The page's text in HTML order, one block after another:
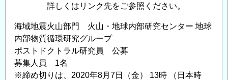
詳しくはリンク先をご参照ください。
海域地震火山部門 火山・地球内部研究センター 地球
内部物質循環研究グループ
ポストドクトラル研究員 公募
募集人員 1名
※締め切りは、2020年8月7日（金） 13時 （日本時